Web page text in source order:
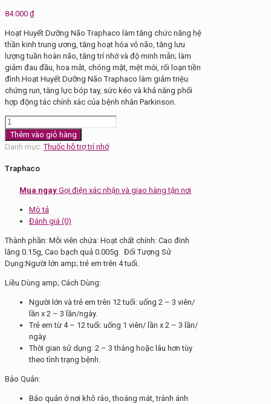
84.000 ₫
Hoạt Huyết Dưỡng Não Traphaco làm tăng chức năng hệ
thần kinh trung ương, tăng hoạt hóa vỏ não, tăng lưu
lượng tuần hoàn não, tăng trí nhớ và độ minh mẫn; làm
giảm đau đầu, hoa mắt, chóng mặt, mệt mỏi, rối loạn tiền
đình.Hoạt Huyết Dưỡng Não Traphaco làm giảm triệu
chứng run, tăng lực bóp tay, sức kéo và khả năng phối
hợp động tác chính xác của bệnh nhân Parkinson.
Hoạt
huyết
dưỡng
Traphaco
lượng
Thêm vào giỏ hàng
Danh mục:Thuốc hỗ trợ trí nhớ
Traphaco
Mua ngay Gọi điện xác nhận và giao hàng tận nơi
Mô tả
Đánh giá (0)
Thành phần: Mỗi viên chứa: Hoạt chất chính: Cao đinh
lăng 0.15g, Cao bạch quả 0.005g. Đối Tượng Sử
Dụng:Người lớn amp; trẻ em trên 4 tuổi.
Liều Dùng amp; Cách Dùng:
Người lớn và trẻ em trên 12 tuổi: uống 2 – 3 viên/
lần x 2 – 3 lần/ngày.
Trẻ em từ 4 – 12 tuổi: uống 1 viên/ lần x 2 – 3 lần/
ngày.
Thời gian sử dụng: 2 – 3 tháng hoặc lâu hơn tùy
theo tình trạng bệnh.
Bảo Quản:
Bảo quản ở nơi khô ráo, thoáng mát, tránh ánh